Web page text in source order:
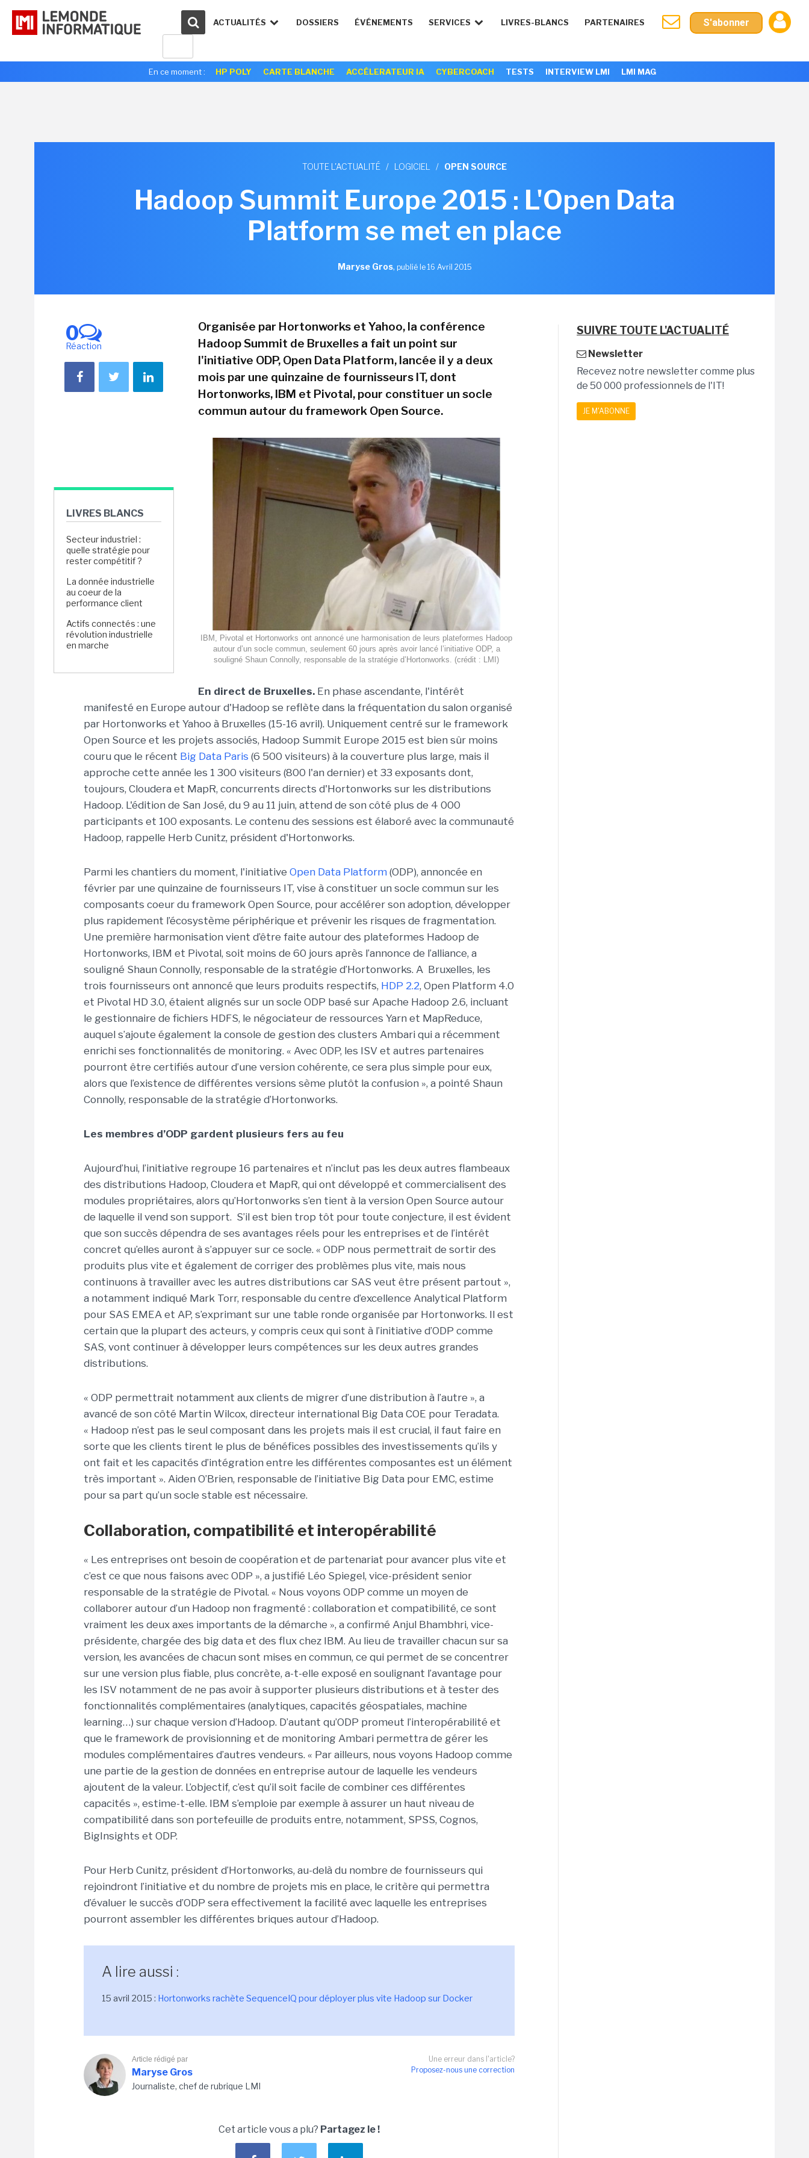
ACTUALITÉS DOSSIERS ÉVÉNEMENTS SERVICES LIVRES-BLANCS PARTENAIRES S'abonner
En ce moment : HP POLY CARTE BLANCHE ACCÉLERATEUR IA CYBERCOACH TESTS INTERVIEW LMI LMI MAG
TOUTE L'ACTUALITÉ / LOGICIEL / OPEN SOURCE
Hadoop Summit Europe 2015 : L'Open Data
Platform se met en place
Maryse Gros, publié le 16 Avril 2015
0
Réaction
LIVRES BLANCS
Secteur industriel :
quelle stratégie pour
rester compétitif ?
La donnée industrielle
au coeur de la
performance client
Actifs connectés : une
révolution industrielle
en marche
Organisée par Hortonworks et Yahoo, la conférence
Hadoop Summit de Bruxelles a fait un point sur
l'initiative ODP, Open Data Platform, lancée il y a deux
mois par une quinzaine de fournisseurs IT, dont
Hortonworks, IBM et Pivotal, pour constituer un socle
commun autour du framework Open Source.
IBM, Pivotal et Hortonworks ont annoncé une harmonisation de leurs plateformes Hadoop
autour d’un socle commun, seulement 60 jours après avoir lancé l’initiative ODP, a
souligné Shaun Connolly, responsable de la stratégie d’Hortonworks. (crédit : LMI)
En direct de Bruxelles. En phase ascendante, l'intérêt
manifesté en Europe autour d'Hadoop se reflète dans la fréquentation du salon organisé
par Hortonworks et Yahoo à Bruxelles (15-16 avril). Uniquement centré sur le framework
Open Source et les projets associés, Hadoop Summit Europe 2015 est bien sûr moins
couru que le récent Big Data Paris (6 500 visiteurs) à la couverture plus large, mais il
approche cette année les 1 300 visiteurs (800 l'an dernier) et 33 exposants dont,
toujours, Cloudera et MapR, concurrents directs d'Hortonworks sur les distributions
Hadoop. L'édition de San José, du 9 au 11 juin, attend de son côté plus de 4 000
participants et 100 exposants. Le contenu des sessions est élaboré avec la communauté
Hadoop, rappelle Herb Cunitz, président d'Hortonworks.
Parmi les chantiers du moment, l'initiative Open Data Platform (ODP), annoncée en
février par une quinzaine de fournisseurs IT, vise à constituer un socle commun sur les
composants coeur du framework Open Source, pour accélérer son adoption, développer
plus rapidement l’écosystème périphérique et prévenir les risques de fragmentation.
Une première harmonisation vient d’être faite autour des plateformes Hadoop de
Hortonworks, IBM et Pivotal, soit moins de 60 jours après l’annonce de l’alliance, a
souligné Shaun Connolly, responsable de la stratégie d’Hortonworks. A Bruxelles, les
trois fournisseurs ont annoncé que leurs produits respectifs, HDP 2.2, Open Platform 4.0
et Pivotal HD 3.0, étaient alignés sur un socle ODP basé sur Apache Hadoop 2.6, incluant
le gestionnaire de fichiers HDFS, le négociateur de ressources Yarn et MapReduce,
auquel s’ajoute également la console de gestion des clusters Ambari qui a récemment
enrichi ses fonctionnalités de monitoring. « Avec ODP, les ISV et autres partenaires
pourront être certifiés autour d’une version cohérente, ce sera plus simple pour eux,
alors que l’existence de différentes versions sème plutôt la confusion », a pointé Shaun
Connolly, responsable de la stratégie d’Hortonworks.
Les membres d’ODP gardent plusieurs fers au feu
Aujourd’hui, l’initiative regroupe 16 partenaires et n’inclut pas les deux autres flambeaux
des distributions Hadoop, Cloudera et MapR, qui ont développé et commercialisent des
modules propriétaires, alors qu’Hortonworks s’en tient à la version Open Source autour
de laquelle il vend son support. S’il est bien trop tôt pour toute conjecture, il est évident
que son succès dépendra de ses avantages réels pour les entreprises et de l’intérêt
concret qu’elles auront à s’appuyer sur ce socle. « ODP nous permettrait de sortir des
produits plus vite et également de corriger des problèmes plus vite, mais nous
continuons à travailler avec les autres distributions car SAS veut être présent partout »,
a notamment indiqué Mark Torr, responsable du centre d’excellence Analytical Platform
pour SAS EMEA et AP, s’exprimant sur une table ronde organisée par Hortonworks. Il est
certain que la plupart des acteurs, y compris ceux qui sont à l’initiative d’ODP comme
SAS, vont continuer à développer leurs compétences sur les deux autres grandes
distributions.
« ODP permettrait notamment aux clients de migrer d’une distribution à l’autre », a
avancé de son côté Martin Wilcox, directeur international Big Data COE pour Teradata.
« Hadoop n’est pas le seul composant dans les projets mais il est crucial, il faut faire en
sorte que les clients tirent le plus de bénéfices possibles des investissements qu’ils y
ont fait et les capacités d’intégration entre les différentes composantes est un élément
très important ». Aiden O’Brien, responsable de l’initiative Big Data pour EMC, estime
pour sa part qu’un socle stable est nécessaire.
Collaboration, compatibilité et interopérabilité
« Les entreprises ont besoin de coopération et de partenariat pour avancer plus vite et
c’est ce que nous faisons avec ODP », a justifié Léo Spiegel, vice-président senior
responsable de la stratégie de Pivotal. « Nous voyons ODP comme un moyen de
collaborer autour d’un Hadoop non fragmenté : collaboration et compatibilité, ce sont
vraiment les deux axes importants de la démarche », a confirmé Anjul Bhambhri, vice-
présidente, chargée des big data et des flux chez IBM. Au lieu de travailler chacun sur sa
version, les avancées de chacun sont mises en commun, ce qui permet de se concentrer
sur une version plus fiable, plus concrète, a-t-elle exposé en soulignant l’avantage pour
les ISV notamment de ne pas avoir à supporter plusieurs distributions et à tester des
fonctionnalités complémentaires (analytiques, capacités géospatiales, machine
learning…) sur chaque version d’Hadoop. D’autant qu’ODP promeut l’interopérabilité et
que le framework de provisionning et de monitoring Ambari permettra de gérer les
modules complémentaires d’autres vendeurs. « Par ailleurs, nous voyons Hadoop comme
une partie de la gestion de données en entreprise autour de laquelle les vendeurs
ajoutent de la valeur. L’objectif, c’est qu’il soit facile de combiner ces différentes
capacités », estime-t-elle. IBM s’emploie par exemple à assurer un haut niveau de
compatibilité dans son portefeuille de produits entre, notamment, SPSS, Cognos,
BigInsights et ODP.
Pour Herb Cunitz, président d’Hortonworks, au-delà du nombre de fournisseurs qui
rejoindront l’initiative et du nombre de projets mis en place, le critère qui permettra
d’évaluer le succès d’ODP sera effectivement la facilité avec laquelle les entreprises
pourront assembler les différentes briques autour d’Hadoop.
A lire aussi :
15 avril 2015 : Hortonworks rachète SequenceIQ pour déployer plus vite Hadoop sur Docker
Une erreur dans l'article?
Proposez-nous une correction
Article rédigé par
Maryse Gros
Journaliste, chef de rubrique LMI
Cet article vous a plu? Partagez le !
SUIVRE TOUTE L'ACTUALITÉ
Newsletter
Recevez notre newsletter comme plus
de 50 000 professionnels de l'IT!
JE M'ABONNE